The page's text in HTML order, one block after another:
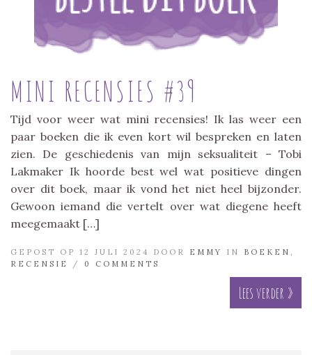
MINI RECENSIES #39
Tijd voor weer wat mini recensies! Ik las weer een
paar boeken die ik even kort wil bespreken en laten
zien. De geschiedenis van mijn seksualiteit – Tobi
Lakmaker Ik hoorde best wel wat positieve dingen
over dit boek, maar ik vond het niet heel bijzonder.
Gewoon iemand die vertelt over wat diegene heeft
meegemaakt […]
GEPOST OP 12 JULI 2024 DOOR EMMY IN BOEKEN
RECENSIE
/ 0 COMMENTS
Lees verder »